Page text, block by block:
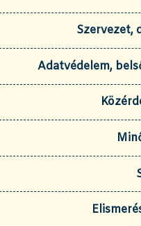
Szervezet,
Adatvédelem,